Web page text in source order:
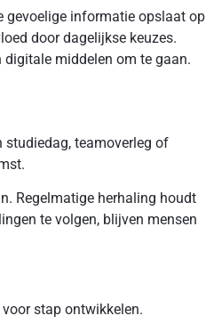
gevoelige informatie opslaat op
door dagelijkse keuzes.
middelen om te gaan.
teamoverleg of
Regelmatige herhaling houdt
te volgen, blijven mensen
stap ontwikkelen.